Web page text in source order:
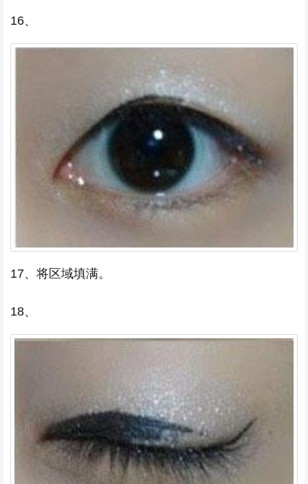
16、
17、将区域填满。
18、